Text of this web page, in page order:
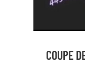
COUPE